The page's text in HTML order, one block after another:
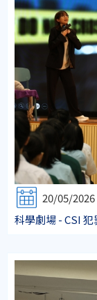
20/05/2026
科學劇場 - CSI